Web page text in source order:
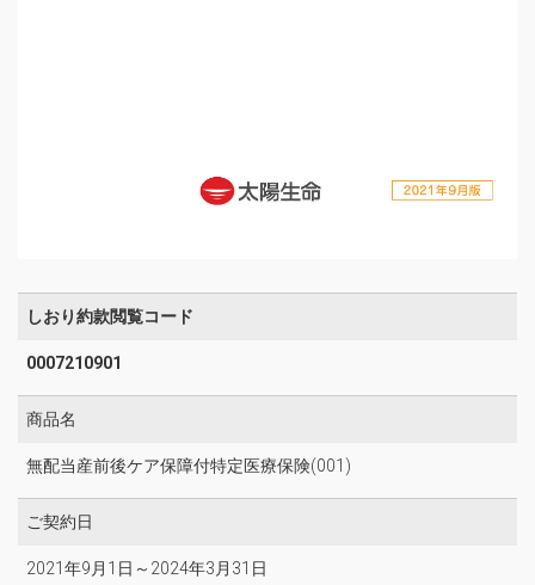
しおり約款閲覧コード
0007210901
商品名
無配当産前後ケア保障付特定医療保険(001)
ご契約日
2021年9月1日～2024年3月31日